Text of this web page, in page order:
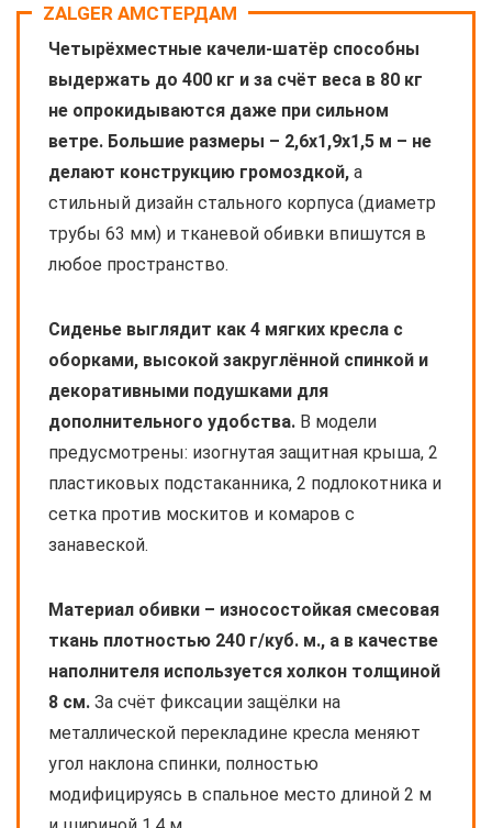
ZALGER АМСТЕРДАМ
Четырёхместные качели-шатёр способны
выдержать до 400 кг и за счёт веса в 80 кг
не опрокидываются даже при сильном
ветре. Большие размеры – 2,6х1,9х1,5 м – не
делают конструкцию громоздкой, а
стильный дизайн стального корпуса (диаметр
трубы 63 мм) и тканевой обивки впишутся в
любое пространство.
Сиденье выглядит как 4 мягких кресла с
оборками, высокой закруглённой спинкой и
декоративными подушками для
дополнительного удобства. В модели
предусмотрены: изогнутая защитная крыша, 2
пластиковых подстаканника, 2 подлокотника и
сетка против москитов и комаров с
занавеской.
Материал обивки – износостойкая смесовая
ткань плотностью 240 г/куб. м., а в качестве
наполнителя используется холкон толщиной
8 см. За счёт фиксации защёлки на
металлической перекладине кресла меняют
угол наклона спинки, полностью
модифицируясь в спальное место длиной 2 м